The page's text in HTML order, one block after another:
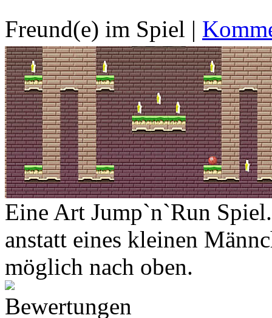
Freund(e) im Spiel |
Eine Art Jump`n`Run
anstatt eines kleinen
möglich nach oben.
Bewertungen